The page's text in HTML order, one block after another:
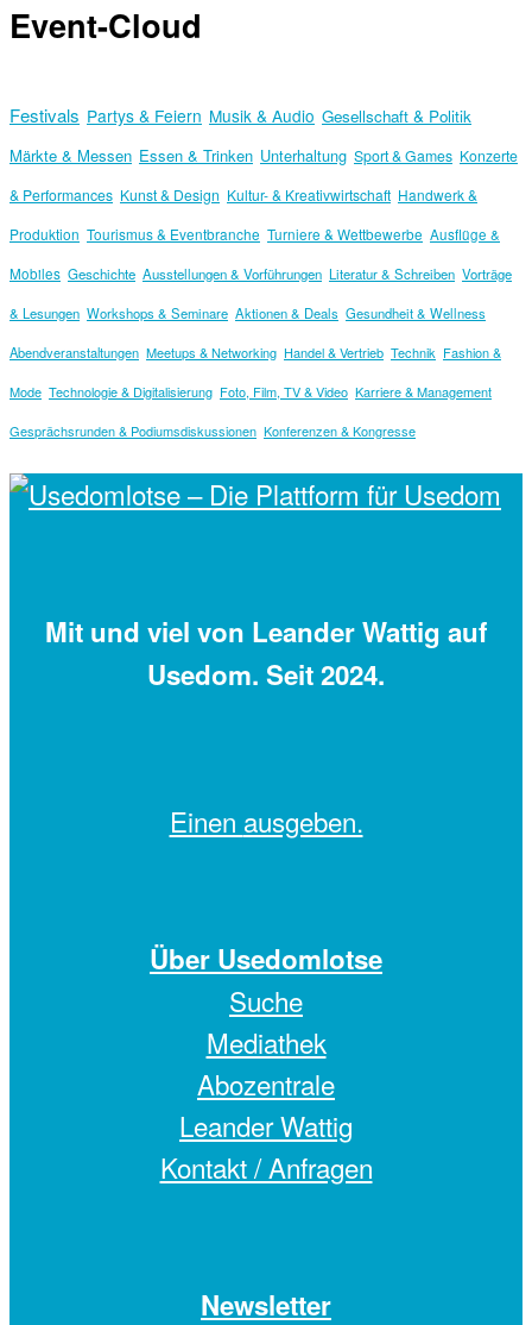
Event-Cloud
Festivals Partys & Feiern Musik & Audio Gesellschaft & Politik
Märkte & Messen Essen & Trinken Unterhaltung Sport & Games Konzerte
& Performances Kunst & Design Kultur- & Kreativwirtschaft Handwerk &
Produktion Tourismus & Eventbranche Turniere & Wettbewerbe Ausflüge &
Mobiles Geschichte Ausstellungen & Vorführungen Literatur & Schreiben Vorträge
& Lesungen Workshops & Seminare Aktionen & Deals Gesundheit & Wellness
Abendveranstaltungen Meetups & Networking Handel & Vertrieb Technik Fashion &
Mode Technologie & Digitalisierung Foto, Film, TV & Video Karriere & Management
Gesprächsrunden & Podiumsdiskussionen Konferenzen & Kongresse
Mit und viel von Leander Wattig auf
Usedom. Seit 2024.
Einen ausgeben.
Über Usedomlotse
Suche
Mediathek
Abozentrale
Leander Wattig
Kontakt / Anfragen
Newsletter